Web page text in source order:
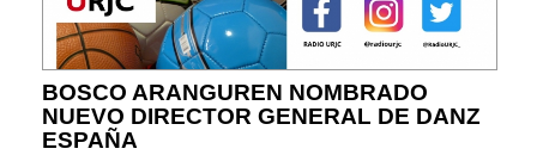
BOSCO ARANGUREN NOMBRADO
NUEVO DIRECTOR GENERAL DE DANZ
ESPAÑA